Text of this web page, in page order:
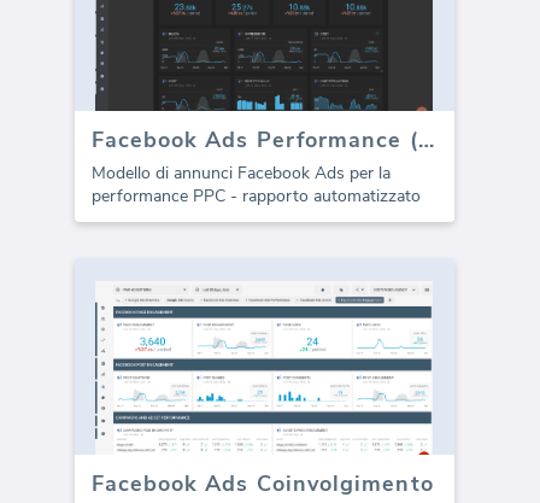
Facebook Ads Performance (Rapporto)
Modello di annunci Facebook Ads per la
performance PPC - rapporto automatizzato
Facebook Ads Coinvolgimento